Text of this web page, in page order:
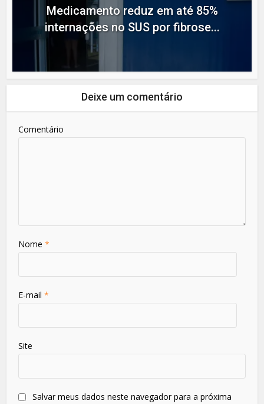
Medicamento reduz em até 85%
internações no SUS por fibrose...
Deixe um comentário
Comentário
Nome*
E-mail*
Site
Salvar meus dados neste navegador para a próxima